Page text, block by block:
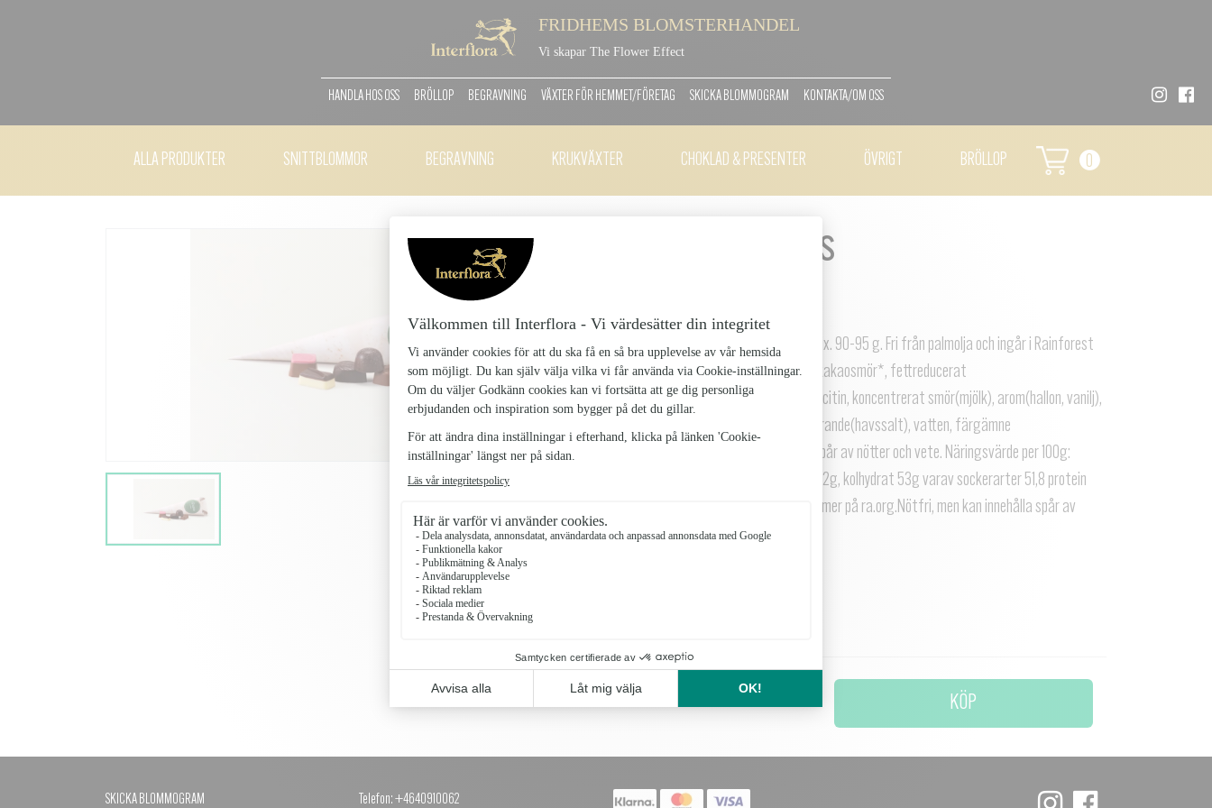
FRIDHEMS BLOMSTERHANDEL
Vi skapar The Flower Effect
HANDLA HOS OSS BRÖLLOP BEGRAVNING VÄXTER FÖR HEMMET/FÖRETAG SKICKA BLOMMOGRAM KONTAKTA/OM OSS
ALLA PRODUKTER SNITTBLOMMOR BEGRAVNING KRUKVÄXTER CHOKLAD & PRESENTER ÖVRIGT BRÖLLOP 0
CHOKLADSTRUT GRATTIS
99 kr
Chokladstrut från Finsmakarna med belgiskt pralinmix. 90-95 g. Fri från palmolja och ingår i Rainforest
AllianceInnehåll: Ingredienser: socker, kakaomassa*, kakaosmör*, fettreducerat
kakaopulver*,helmjölkpulver, invertsockersirap, sojalecitin, koncentrerat smör(mjölk), arom(hallon, vanilj),
smör d'Isigny (mjölk), glukossirap, helmjölk, sel de Guérande(havssalt), vatten, färgämne
(kalciumkarbonat, rödbetsröd), hallon. Kan innehållaspår av nötter och vete. Näringsvärde per 100g:
energi 2314kJ/554 kcal, fett 35gvarav mättat fett 22g, kolhydrat 53g varav sockerarter 51,8 protein
5,1g, salt 0,22g.*Rainforest Alliance-certifierad. Läs mer på ra.org.Nötfri, men kan innehålla spår av
nötter.
KÖP
SKICKA BLOMMOGRAM Telefon: +4640910062